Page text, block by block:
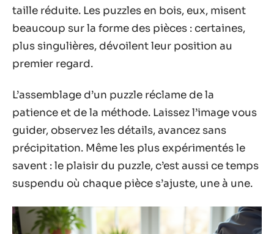
taille réduite. Les puzzles en bois, eux, misent
beaucoup sur la forme des pièces : certaines,
plus singulières, dévoilent leur position au
premier regard.
L’assemblage d’un puzzle réclame de la
patience et de la méthode. Laissez l’image vous
guider, observez les détails, avancez sans
précipitation. Même les plus expérimentés le
savent : le plaisir du puzzle, c’est aussi ce temps
suspendu où chaque pièce s’ajuste, une à une.